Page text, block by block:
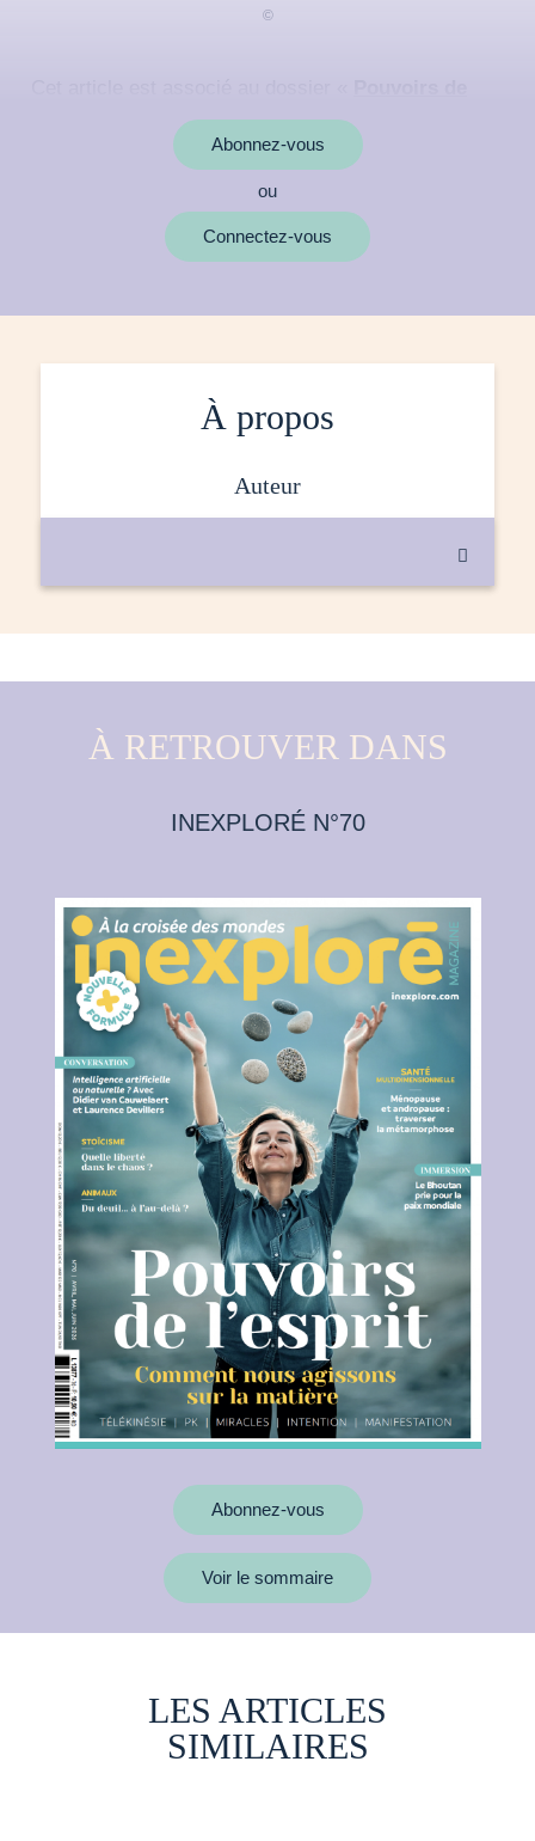
l’esprit : comment nous agissons sur la matière
Abonnez-vous
ou
Connectez-vous
À propos
auteur

À RETROUVER DANS
INEXPLORÉ N°70
Abonnez-vous
Voir le sommaire
LES ARTICLES
SIMILAIRES